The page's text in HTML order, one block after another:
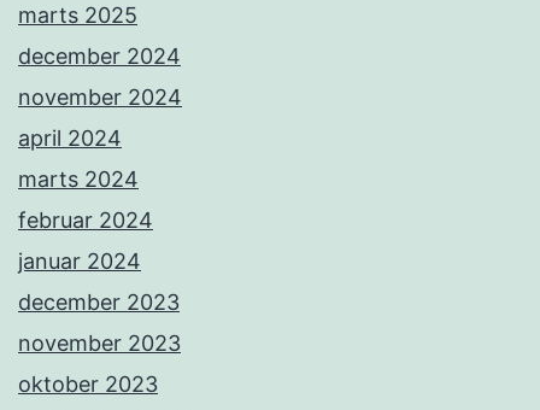
marts 2025
december 2024
november 2024
april 2024
marts 2024
februar 2024
januar 2024
december 2023
november 2023
oktober 2023